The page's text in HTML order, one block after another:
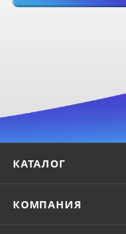
КАТАЛОГ
КОМПАНИЯ